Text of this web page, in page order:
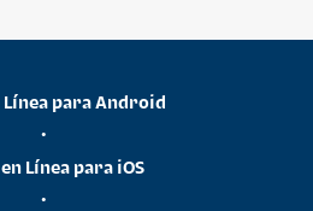
Línea para Android
•
Línea para iOS
•